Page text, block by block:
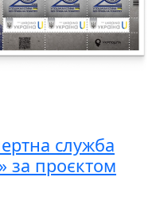
служба
за проєктом